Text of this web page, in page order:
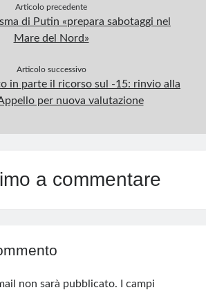
Articolo precedente
di Putin «prepara sabotaggi nel
Mare del Nord»
Articolo successivo
in parte il ricorso sul -15: rinvio alla
per nuova valutazione
a commentare
non sarà pubblicato.
I campi